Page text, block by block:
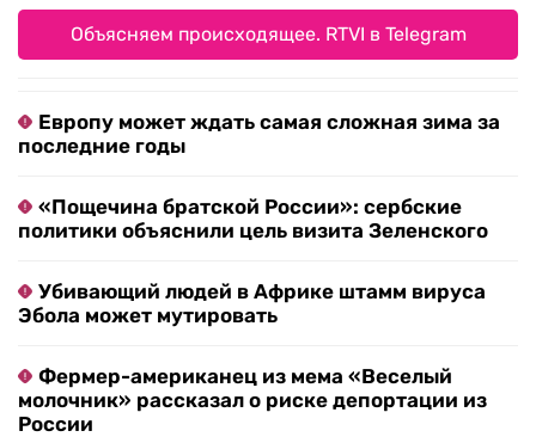
Объясняем происходящее. RTVI в Telegram
Европу может ждать самая сложная зима за
последние годы
«Пощечина братской России»: сербские
политики объяснили цель визита Зеленского
Убивающий людей в Африке штамм вируса
Эбола может мутировать
Фермер-американец из мема «Веселый
молочник» рассказал о риске депортации из
России